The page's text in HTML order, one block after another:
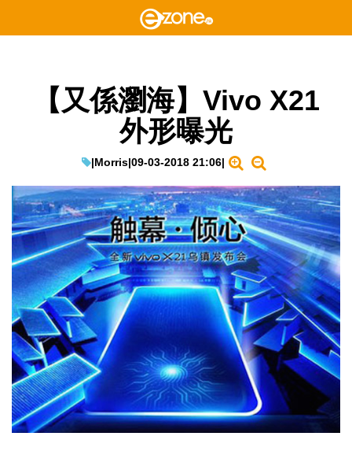
【又係瀏海】Vivo X21
外形曝光
|Morris|09-03-2018 21:06|